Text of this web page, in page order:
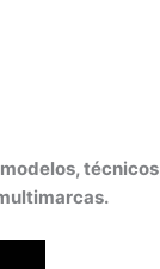
técnicos